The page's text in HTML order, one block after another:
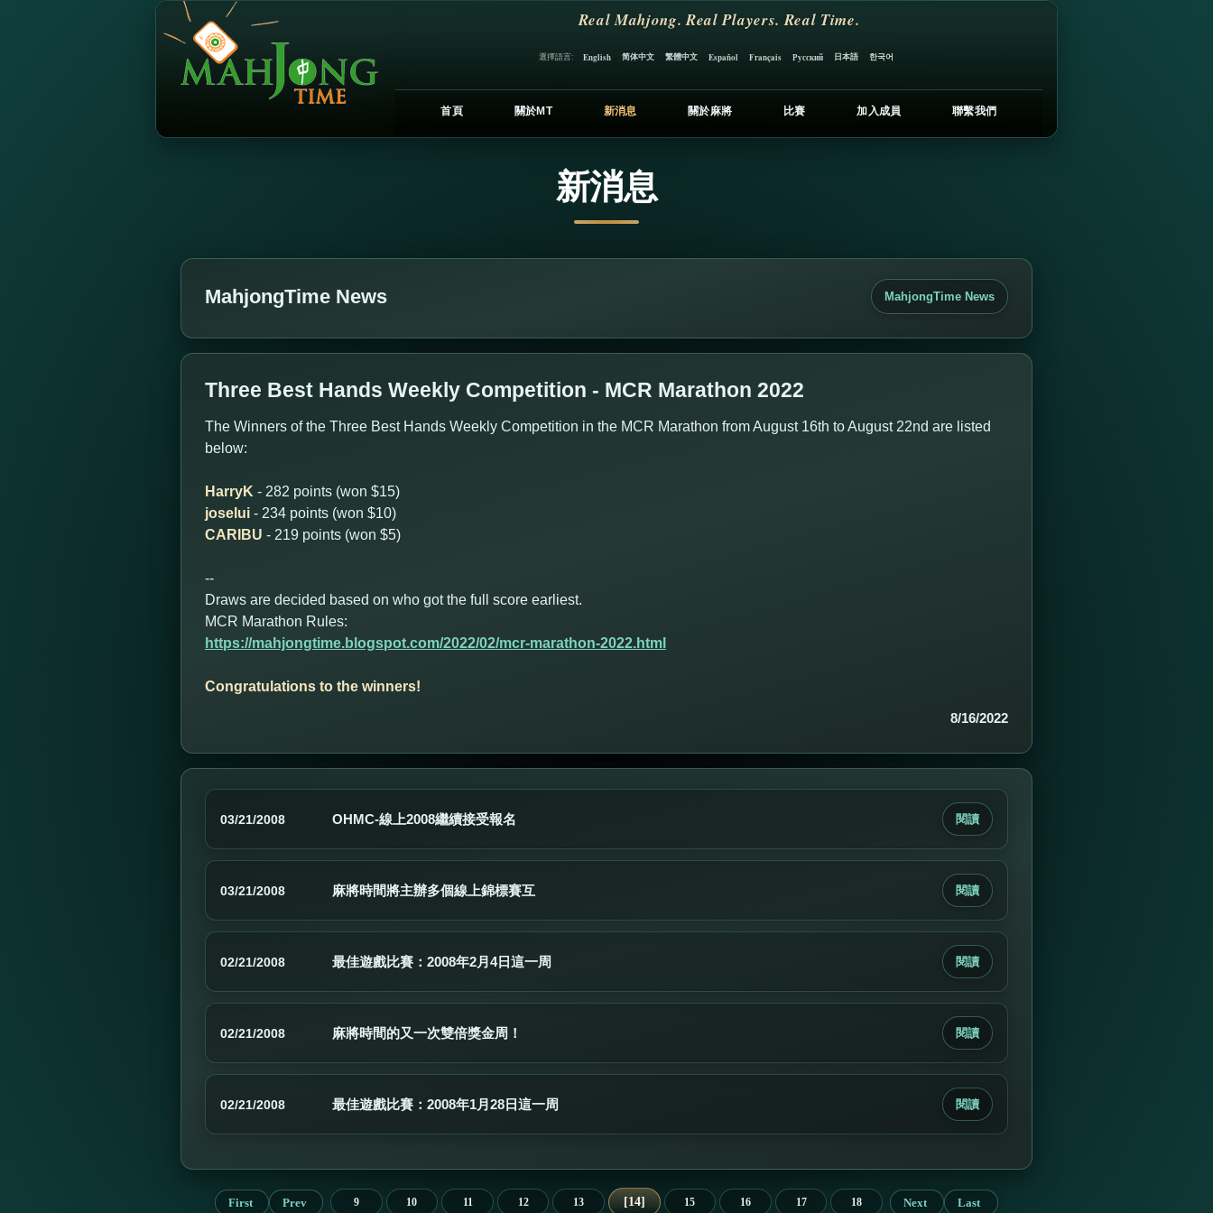
Real Mahjong. Real Players. Real Time.
選擇語言: English 简体中文 繁體中文 Español Français Русский 日本語 한국어
首頁 關於MT 新消息 關於麻將 比賽 加入成員 聯繫我們
新消息
MahjongTime News MahjongTime News
Three Best Hands Weekly Competition - MCR Marathon 2022
The Winners of the Three Best Hands Weekly Competition in the MCR Marathon from August 16th to August 22nd are listed
below:
HarryK - 282 points (won $15)
joselui - 234 points (won $10)
CARIBU - 219 points (won $5)
--
Draws are decided based on who got the full score earliest.
MCR Marathon Rules:
https://mahjongtime.blogspot.com/2022/02/mcr-marathon-2022.html
Congratulations to the winners!
8/16/2022
03/21/2008 OHMC-線上2008繼續接受報名 閱讀
03/21/2008 麻將時間將主辦多個線上錦標賽互 閱讀
02/21/2008 最佳遊戲比賽：2008年2月4日這一周 閱讀
02/21/2008 麻將時間的又一次雙倍獎金周！ 閱讀
02/21/2008 最佳遊戲比賽：2008年1月28日這一周 閱讀
First Prev 9 10 11 12 13 14 15 16 17 18 Next Last